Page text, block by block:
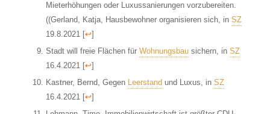
Mieterhöhungen oder Luxussanierungen vorzubereiten.
((Gerland, Katja, Hausbewohner organisieren sich, in SZ
19.8.2021[↩]
Stadt will freie Flächen für Wohnungsbausichern, in SZ
16.4.2021[↩]
Kastner, Bernd, Gegen Leerstand und Luxus, in SZ
16.4.2021[↩]